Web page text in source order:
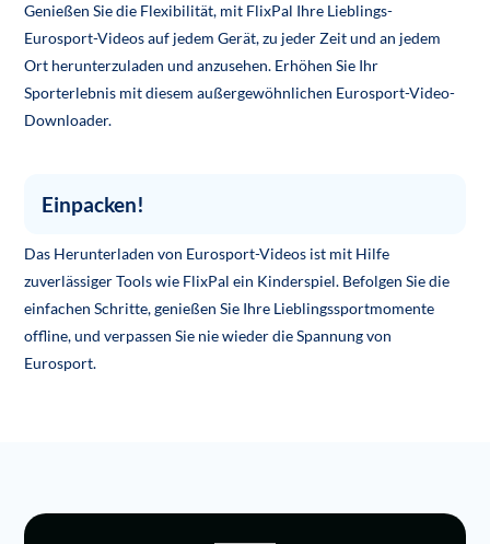
Genießen Sie die Flexibilität, mit FlixPal Ihre Lieblings-
Eurosport-Videos auf jedem Gerät, zu jeder Zeit und an jedem
Ort herunterzuladen und anzusehen. Erhöhen Sie Ihr
Sporterlebnis mit diesem außergewöhnlichen Eurosport-Video-
Downloader.
Einpacken!
Das Herunterladen von Eurosport-Videos ist mit Hilfe
zuverlässiger Tools wie FlixPal ein Kinderspiel. Befolgen Sie die
einfachen Schritte, genießen Sie Ihre Lieblingssportmomente
offline, und verpassen Sie nie wieder die Spannung von
Eurosport.